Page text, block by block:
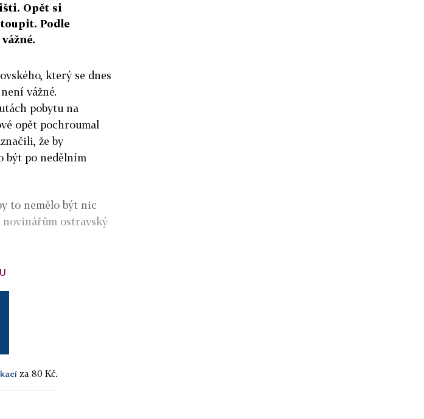
Opět si
Podle
který se dnes
vážné.
pobytu na
opět pochroumal
že by
být po nedělním
to nemělo být nic
novinářům ostravský
za 80 Kč.